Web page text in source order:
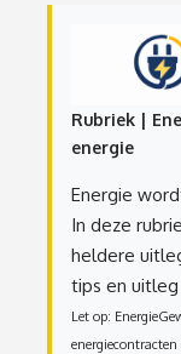
Rubriek |
energie
Energie
In deze
heldere
tips en
Let op:
energiecontracten